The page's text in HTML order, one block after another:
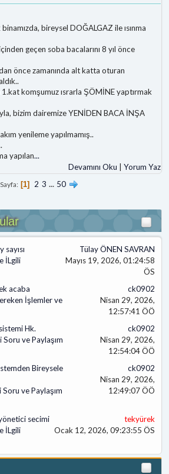
bireysel DOĞALGAZ ile ısınma
geçen soba bacalarını 8 yıl önce
önce zamanında alt katta oturan
komşumuz ısrarla ŞÖMİNE yaptırmak
bizim dairemize YENİDEN BACA İNŞA
yenileme yapılmamış..
yapılan...
Devamını Oku
Yorum Yaz
Sayfa 1 2 3 ... 50
İLgili
Tülay ÖNEN SAVRAN
Mayıs 19, 2026, 01:24:58
ÖS
acaba
İşlemler ve
ck0902
Nisan 29, 2026,
12:57:41 ÖÖ
Hk.
ve Paylaşım
ck0902
Nisan 29, 2026,
12:54:04 ÖÖ
Bireysele
ve Paylaşım
ck0902
Nisan 29, 2026,
12:49:07 ÖÖ
secimi
İLgili
tekyürek
Ocak 12, 2026, 09:23:55 ÖS